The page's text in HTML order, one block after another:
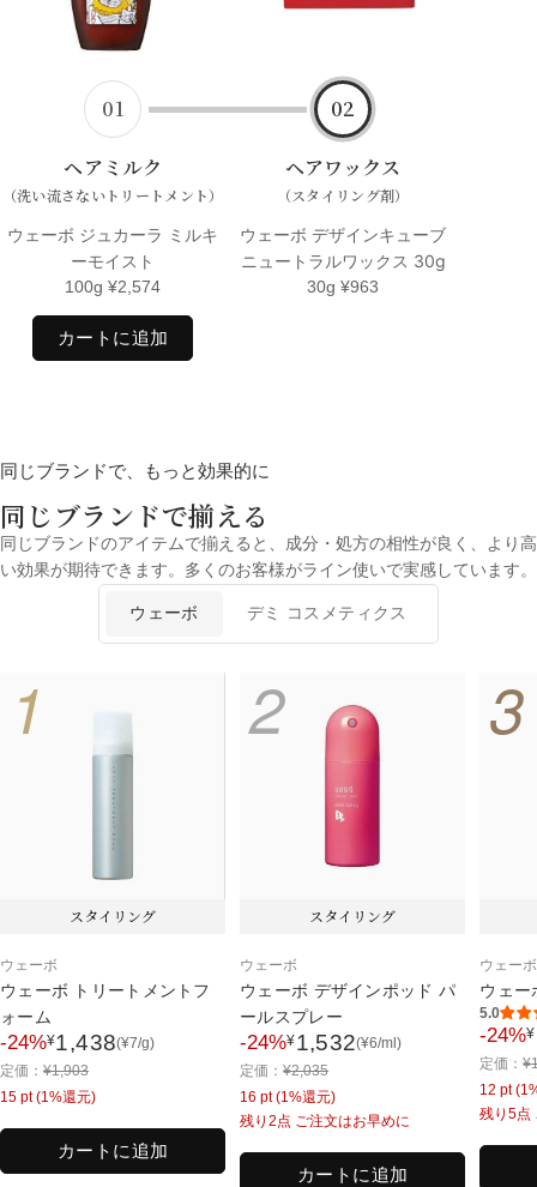
01
ヘアミルク
（洗い流さないトリートメント）
ウェーボ ジュカーラ ミルキ
ーモイスト
100g¥2,574
カートに追加
02
ヘアワックス
（スタイリング剤）
ウェーボ デザインキューブ
ニュートラルワックス 30g
30g¥963
同じブランドで、もっと効果的に
同じブランドで揃える
同じブランドのアイテムで揃えると、成分・処方の相性が良く、より高
い効果が期待できます。多くのお客様がライン使いで実感しています。
ウェーボ デミ コスメティクス
1
スタイリング
ウェーボ
ウェーボ トリートメントフ
ォーム
-24%
セ
ー
ル
価
¥1,438(¥7/g)
通
常
定価： ¥1,903
15 pt (1%還元)
カートに追加
2
スタイリング
ウェーボ
ウェーボ デザインポッド パ
ールスプレー
-24%
セ
ー
ル
価
格
¥1,532(¥6/ml)
通
常
価
格
定価：¥2,035
16 pt (1%還元)
残り2点 ご注文はお早めに
カートに追加
3
ウェーボ
ウェー
5.0
-24%
セ
ー
ル
価
格
¥
通
常
価
格
定価：¥
12 pt
残り5点